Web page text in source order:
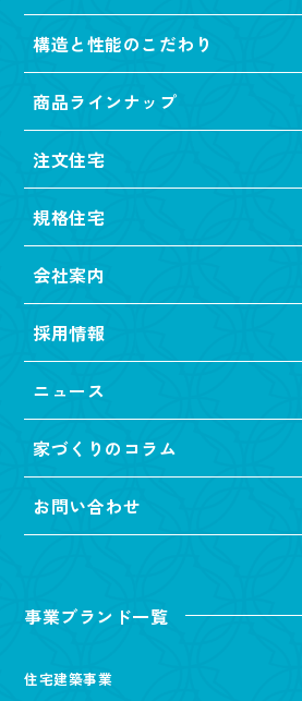
構造と性能のこだわり
商品ラインナップ
注文住宅
規格住宅
会社案内
採用情報
ニュース
家づくりのコラム
お問い合わせ
事業ブランド一覧
住宅建築事業